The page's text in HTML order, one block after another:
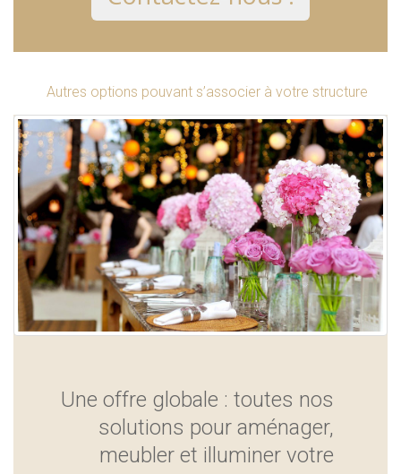
Autres options pouvant s’associer à votre structure
Une offre globale : toutes nos
solutions pour aménager,
meubler et illuminer votre